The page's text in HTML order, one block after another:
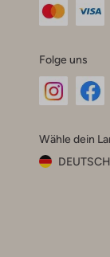
Folge uns
Wähle dein